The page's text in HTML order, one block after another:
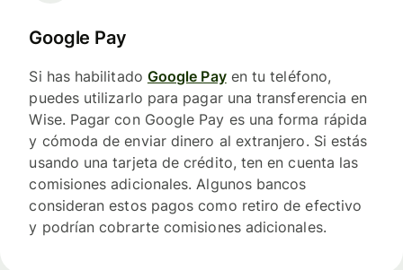
Google Pay
Si has habilitado Google Payen tu teléfono,
puedes utilizarlo para pagar una transferencia en
Wise. Pagar con Google Pay es una forma rápida
y cómoda de enviar dinero al extranjero. Si estás
usando una tarjeta de crédito, ten en cuenta las
comisiones adicionales. Algunos bancos
consideran estos pagos como retiro de efectivo
y podrían cobrarte comisiones adicionales.